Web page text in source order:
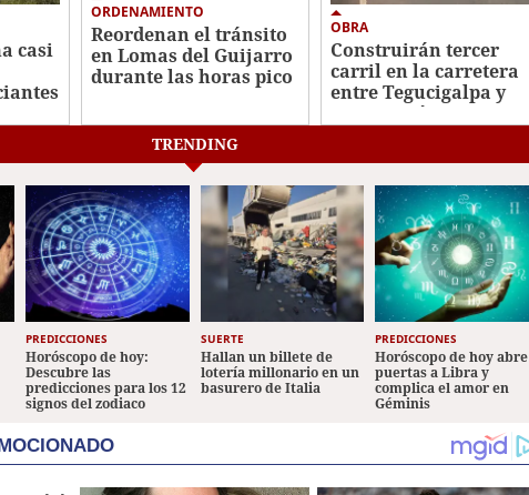
casi
ORDENAMIENTO
Reordenan el tránsito
en Lomas del Guijarro
durante las horas pico
OBRA
Construirán tercer
carril en la carretera
entre Tegucigalpa y
Santa Lucía
TRENDING
PREDICCIONES
Horóscopo de hoy:
Descubre las
predicciones para los 12
signos del zodiaco
SUERTE
Hallan un billete de
lotería millonario en un
basurero de Italia
PREDICCIONES
Horóscopo de hoy abre
puertas a Libra y
complica el amor en
Géminis